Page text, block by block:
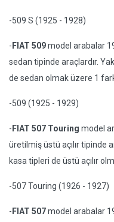
-509 S (1925 - 1928)
- FIAT 509model arabalar
sedan tipinde araçlardır.
de sedan olmak üzere 1
-509 (1925 - 1929)
- FIAT 507 Touring model
üretilmiş üstü açılır tipinde
kasa tipleri de üstü açılır
-507 Touring (1926 - 1927)
- FIAT 507model arabalar